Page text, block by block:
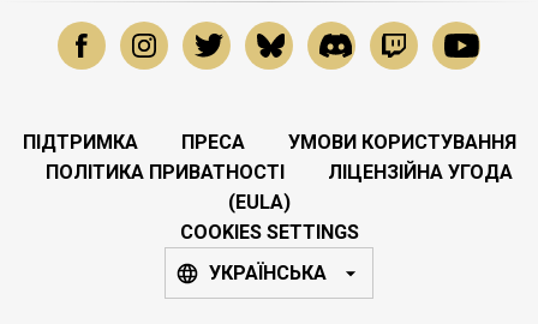
ПІДТРИМКА ПРЕСА
УМОВИ КОРИСТУВАННЯ
ПОЛІТИКА ПРИВАТНОСТІ
ЛІЦЕНЗІЙНА УГОДА
(EULA)
COOKIES SETTINGS
УКРАЇНСЬКА